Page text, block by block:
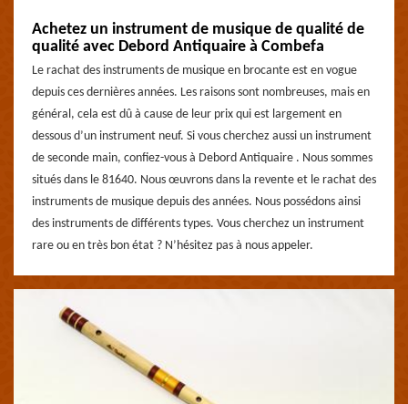
Achetez un instrument de musique de qualité de
qualité avec Debord Antiquaire à Combefa
Le rachat des instruments de musique en brocante est en vogue
depuis ces dernières années. Les raisons sont nombreuses, mais en
général, cela est dû à cause de leur prix qui est largement en
dessous d’un instrument neuf. Si vous cherchez aussi un instrument
de seconde main, confiez-vous à Debord Antiquaire . Nous sommes
situés dans le 81640. Nous œuvrons dans la revente et le rachat des
instruments de musique depuis des années. Nous possédons ainsi
des instruments de différents types. Vous cherchez un instrument
rare ou en très bon état ? N’hésitez pas à nous appeler.